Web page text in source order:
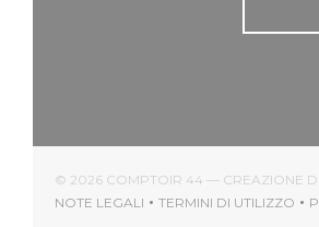
© 2026 COMPTOIR 44 — CREAZIONE
NOTE LEGALI
((APRE UNA NUOVA FINESTRA))
TERMINI DI UTILIZZO
((APRE UNA